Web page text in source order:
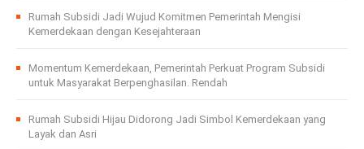
Rumah Subsidi Jadi Wujud Komitmen Pemerintah Mengisi
Kemerdekaan dengan Kesejahteraan
Momentum Kemerdekaan, Pemerintah Perkuat Program Subsidi
untuk Masyarakat Berpenghasilan. Rendah
Rumah Subsidi Hijau Didorong Jadi Simbol Kemerdekaan yang
Layak dan Asri